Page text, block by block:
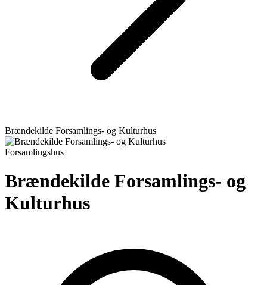
Brændekilde Forsamlings- og Kulturhus
Forsamlingshus
Brændekilde Forsamlings- og
Kulturhus